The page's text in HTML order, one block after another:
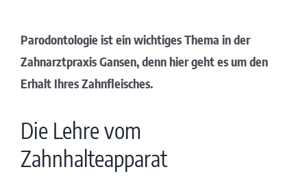
Parodontologie ist ein wichtiges Thema in der
Zahnarztpraxis Gansen, denn hier geht es um den
Erhalt Ihres Zahnfleisches.
Die Lehre vom
Zahnhalteapparat